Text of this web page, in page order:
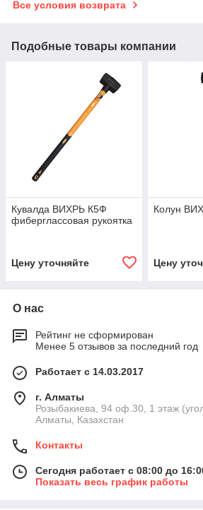
Все условия возврата
Подобные товары компании
Кувалда ВИХРЬ К5Ф
фиберглассовая рукоятка
Цену уточняйте
Колун
Цену
О нас
Рейтинг не сформирован
Менее 5 отзывов за последний год
Работает с 14.03.2017
г. Алматы
Розыбакиева, 94 оф.30, 1 этаж
Алматы, Казахстан
Контакты
Сегодня работает с 08:00 до
Показать весь график работы